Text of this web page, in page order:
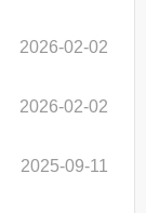
2026-02-02
2026-02-02
2025-09-11